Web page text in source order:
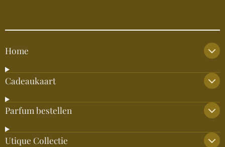
Home
Cadeaukaart
Parfum bestellen
Utique Collectie